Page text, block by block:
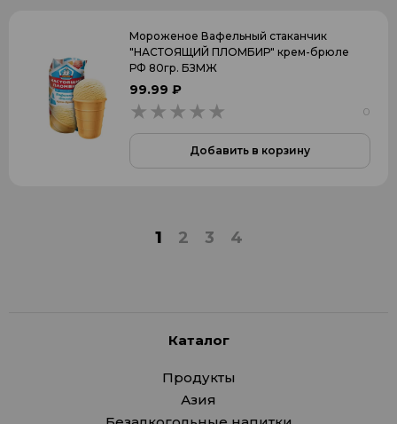
Мороженое Вафельный стаканчик
"НАСТОЯЩИЙ ПЛОМБИР" крем-брюле
РФ 80гр. БЗМЖ
99.99 ₽
0
Добавить в корзину
1 2 3 4
Каталог
Продукты
Азия